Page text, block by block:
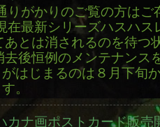
りがかりのご覧の方はご
在最新シリーズハスハス
あとは消されるのを待つ
去後恒例のメンテナンス
はじまるのは８月下旬
。
カナ画ポストカード販売